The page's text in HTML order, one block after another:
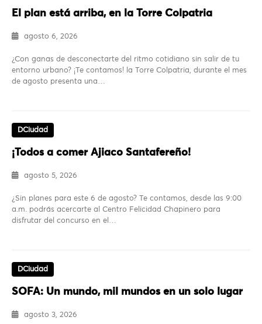
El plan está arriba, en la Torre Colpatria
agosto 6, 2026
¿Con ganas de desconectarte del ritmo cotidiano sin salir de tu
entorno urbano? ¡Te contamos! la Torre Colpatria, durante el mes
de agosto presenta una…
DCiudad
¡Todos a comer Ajiaco Santafereño!
agosto 5, 2026
¿Sin planes para este 6 de agosto? Te contamos, desde las 9:00
a.m. podrás acercarte al Centro Felicidad Chapinero para
disfrutar del concurso en el…
DCiudad
SOFA: Un mundo, mil mundos en un solo lugar
agosto 3, 2026